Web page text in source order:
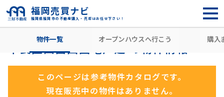
福岡県福岡市の不動産購入・売却はお任せ下さい！
福岡売買ナビ
住所から探す 福岡市早良区 賀茂駅
物件一覧 オープンハウスへ行こう 購入
早良区四箇田団地戸建 の物件情報
このページは参考物件カタログです。
現在販売中の物件はありません。